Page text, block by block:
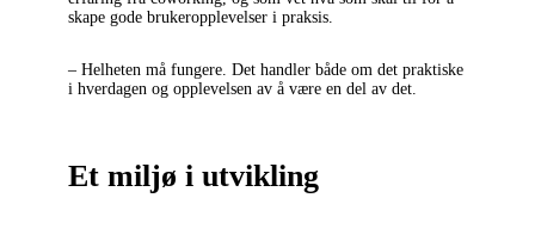
skape gode brukeropplevelser i praksis.
– Helheten må fungere. Det handler både om det praktiske
i hverdagen og opplevelsen av å være en del av det.
Et miljø i utvikling